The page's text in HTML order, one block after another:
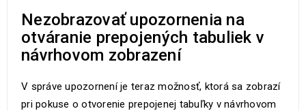
Nezobrazovať upozornenia na
otváranie prepojených tabuliek v
návrhovom zobrazení
V správe upozornení je teraz možnosť, ktorá sa zobrazí
pri pokuse o otvorenie prepojenej tabuľky v návrhovom